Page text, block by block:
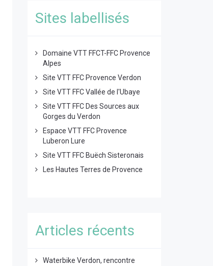
Sites labellisés
Domaine VTT FFCT-FFC Provence
Alpes
Site VTT FFC Provence Verdon
Site VTT FFC Vallée de l'Ubaye
Site VTT FFC Des Sources aux
Gorges du Verdon
Espace VTT FFC Provence
Luberon Lure
Site VTT FFC Buëch Sisteronais
Les Hautes Terres de Provence
Articles récents
Waterbike Verdon, rencontre